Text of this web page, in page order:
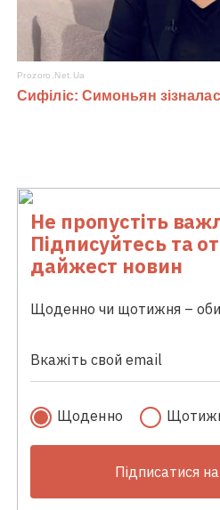
Не пропустіть
Підписуйтесь та
дайжест новин
Щоденно чи щотижня –
Щоденно
Підписатися